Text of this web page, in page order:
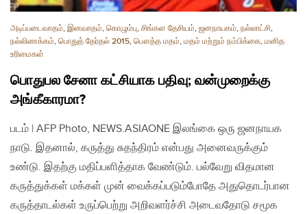
அடிப்படைவாதம், இனவாதம், கொழும்பு, சிங்கள தேசியம், ஜனநாயகம், நல்லாட்சி,
நல்லிணக்கம், பொதுத் தேர்தல் 2015, பௌத்த மதம், மதம் மற்றும் நம்பிக்கை, மனித
உரிமைகள்
பொதுபல சேனா கட்சியாக பதிவு; வன்முறைக்கு
அங்கீகாரமா?
படம் | AFP Photo, NEWS.ASIAONE இலங்கை ஒரு ஜனநாயக
நாடு. இதனால், கருத்து சுதந்திரம் என்பது அனைவருக்கும்
உண்டு. இதற்கு மதிப்பளித்தாக வேண்டும். பல்வேறு விதமான
கருத்துக்கள் மக்கள் முன் வைக்கப்படும்போதே அதுதொடர்பான
கருத்தாடல்கள் உருப்பெற்று அறிவளர்ச்சி அடைவதோடு சமூக